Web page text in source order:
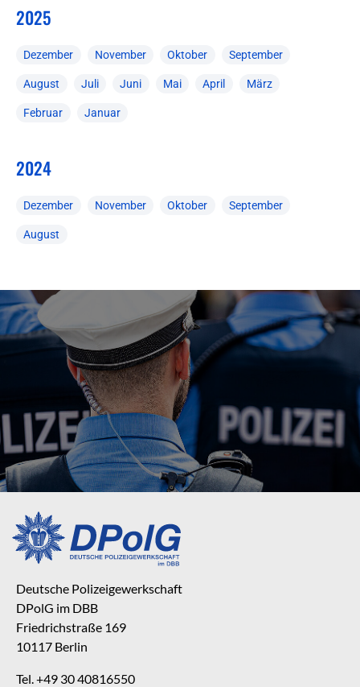
2025
Dezember November Oktober September
August Juli Juni Mai April März
Februar Januar
2024
Dezember November Oktober September
August
Deutsche Polizeigewerkschaft
DPolG im DBB
Friedrichstraße 169
10117 Berlin
Tel. +49 30 40816550